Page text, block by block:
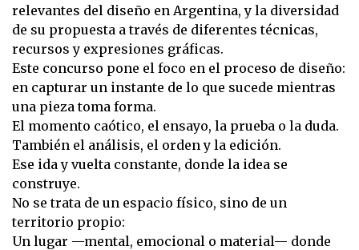
relevantes del diseño en Argentina, y la diversidad
de su propuesta a través de diferentes técnicas,
recursos y expresiones gráficas.
Este concurso pone el foco en el proceso de diseño:
en capturar un instante de lo que sucede mientras
una pieza toma forma.
El momento caótico, el ensayo, la prueba o la duda.
También el análisis, el orden y la edición.
Ese ida y vuelta constante, donde la idea se
construye.
No se trata de un espacio físico, sino de un
territorio propio:
Un lugar —mental, emocional o material— donde